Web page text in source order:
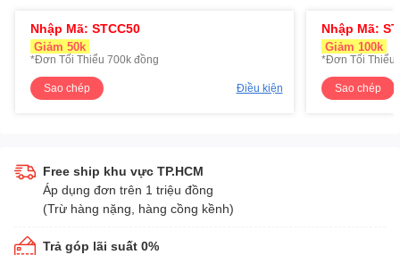
Nhập Mã: STCC50
Giảm 50k
*Đơn Tối Thiểu 700k đồng
Sao chép Điều kiện
Nhập Mã:
Giảm 100k
*Đơn Tối Thiểu
Sao chép
Free ship khu vực TP.HCM
Áp dụng đơn trên 1 triệu đồng
(Trừ hàng nặng, hàng cồng kềnh)
Trả góp lãi suất 0%